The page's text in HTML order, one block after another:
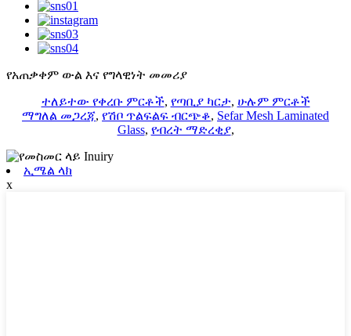
የአጠቃቀም ውል እና የግላዊነት መመሪያ
ተለይተው የቀረቡ ምርቶች, የጣቢያ ካርታ, ሁሉም ምርቶች
ማግለል መጋረጃ, የሽቦ ጥልፍልፍ ብርጭቆ, Sefar Mesh Laminated
Glass, የብረት ማድረቂያ,
ኢሜል ላክ
x